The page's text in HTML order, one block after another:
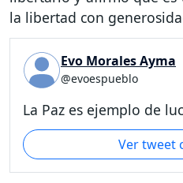
la libertad con
Evo Morales Ayma
@evoespueblo
La Paz es ejemplo de
Ver tweet